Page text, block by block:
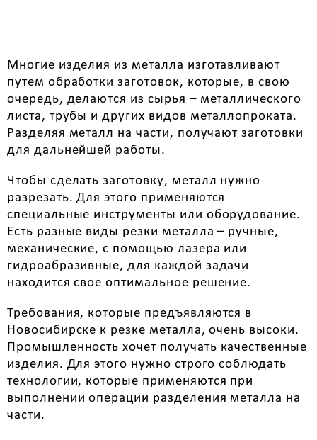
Многие изделия из металла изготавливают
путем обработки заготовок, которые, в свою
очередь, делаются из сырья – металлического
листа, трубы и других видов металлопроката.
Разделяя металл на части, получают заготовки
для дальнейшей работы.
Чтобы сделать заготовку, металл нужно
разрезать. Для этого применяются
специальные инструменты или оборудование.
Есть разные виды резки металла – ручные,
механические, с помощью лазера или
гидроабразивные, для каждой задачи
находится свое оптимальное решение.
Требования, которые предъявляются в
Новосибирске к резке металла, очень высоки.
Промышленность хочет получать качественные
изделия. Для этого нужно строго соблюдать
технологии, которые применяются при
выполнении операции разделения металла на
части.